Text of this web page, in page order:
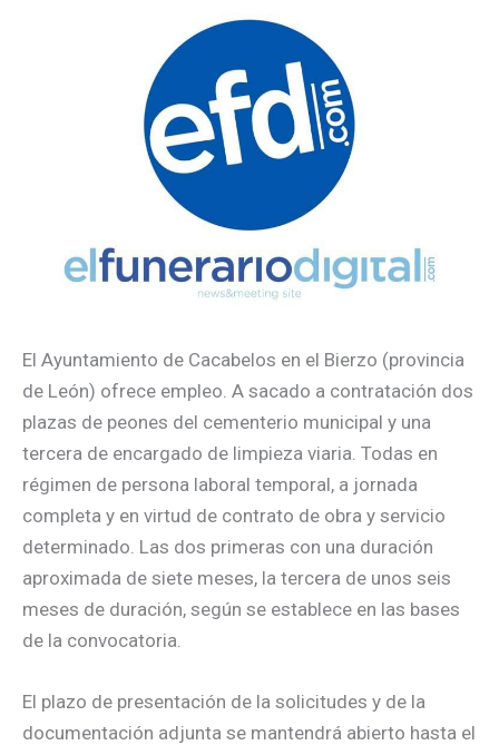
El Ayuntamiento de Cacabelos en el Bierzo (provincia
de León) ofrece empleo. A sacado a contratación dos
plazas de peones del cementerio municipal y una
tercera de encargado de limpieza viaria. Todas en
régimen de persona laboral temporal, a jornada
completa y en virtud de contrato de obra y servicio
determinado. Las dos primeras con una duración
aproximada de siete meses, la tercera de unos seis
meses de duración, según se establece en las bases
de la convocatoria.
El plazo de presentación de la solicitudes y de la
documentación adjunta se mantendrá abierto hasta el